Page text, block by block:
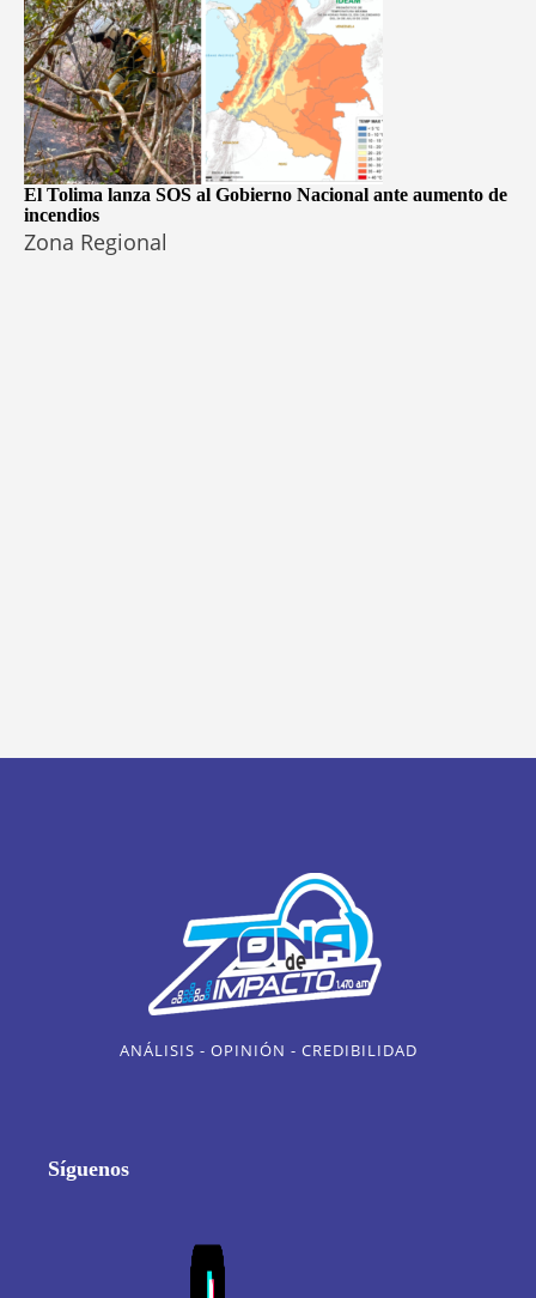
El Tolima lanza SOS al Gobierno Nacional ante aumento de
incendios
Zona Regional
ANÁLISIS - OPINIÓN - CREDIBILIDAD
Síguenos